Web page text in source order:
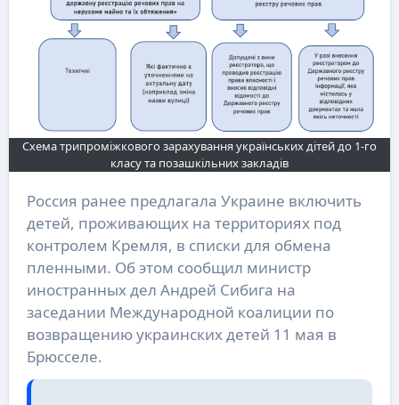
Схема трипроміжкового зарахування українських дітей до 1-го
класу та позашкільних закладів
Россия ранее предлагала Украине включить
детей, проживающих на территориях под
контролем Кремля, в списки для обмена
пленными. Об этом сообщил министр
иностранных дел Андрей Сибига на
заседании Международной коалиции по
возвращению украинских детей 11 мая в
Брюсселе.